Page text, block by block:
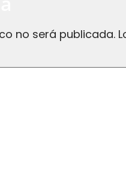
no será publicada.